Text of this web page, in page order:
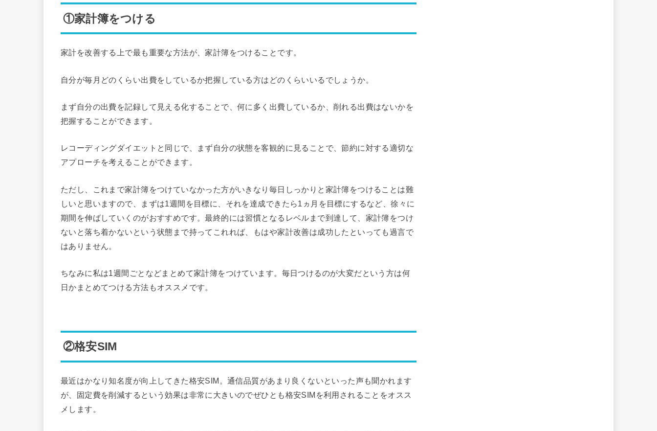
①家計簿をつける
家計を改善する上で最も重要な方法が、家計簿をつけることです。
自分が毎月どのくらい出費をしているか把握している方はどのくらいいるでしょうか。
まず自分の出費を記録して見える化することで、何に多く出費しているか、削れる出費はないかを
把握することができます。
レコーディングダイエットと同じで、まず自分の状態を客観的に見ることで、節約に対する適切な
アプローチを考えることができます。
ただし、これまで家計簿をつけていなかった方がいきなり毎日しっかりと家計簿をつけることは難
しいと思いますので、まずは1週間を目標に、それを達成できたら1ヵ月を目標にするなど、徐々に
期間を伸ばしていくのがおすすめです。最終的には習慣となるレベルまで到達して、家計簿をつけ
ないと落ち着かないという状態まで持ってこれれば、もはや家計改善は成功したといっても過言で
はありません。
ちなみに私は1週間ごとなどまとめて家計簿をつけています。毎日つけるのが大変だという方は何
日かまとめてつける方法もオススメです。
②格安SIM
最近はかなり知名度が向上してきた格安SIM。通信品質があまり良くないといった声も聞かれます
が、固定費を削減するという効果は非常に大きいのでぜひとも格安SIMを利用されることをオスス
メします。